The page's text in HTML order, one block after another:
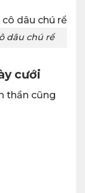
dâu chú rể
cưới
thần cũng